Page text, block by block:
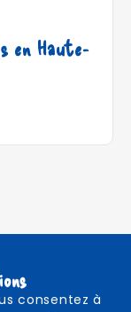
en Haute-
consentez à